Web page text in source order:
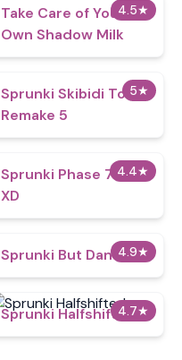
4.5★
Take Care of Your
Own Shadow Milk
5★
Sprunki Skibidi Toilet
Remake 5
4.4★
Sprunki Phase 777
XD
4.9★
Sprunki But Dandy's
4.7★
Sprunki Halfshifted